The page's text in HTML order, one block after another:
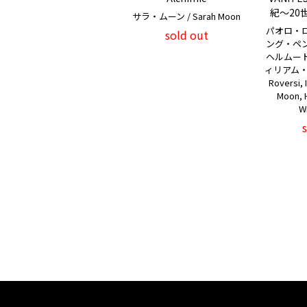
サラ・ムーン / Sarah Moon
sold out
紀〜20
パオロ・
ング・
ヘルムー
ィリアム
Roversi,
Moon,